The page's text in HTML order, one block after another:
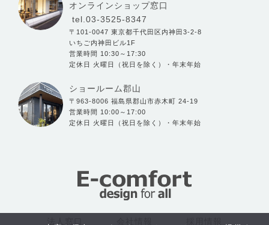
オンラインショップ窓口
tel.03-3525-8347
〒101-0047 東京都千代田区内神田3-2-8
いちご内神田ビル1F
営業時間 10:30～17:30
定休日 火曜日（祝日を除く）・年末年始
ショールーム郡山
〒963-8006 福島県郡山市赤木町 24-19
営業時間 10:00～17:00
定休日 火曜日（祝日を除く）・年末年始